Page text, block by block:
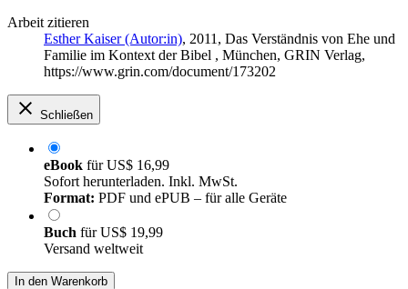
Arbeit zitieren
Esther Kaiser (Autor:in), 2011, Das Verständnis von Ehe und
Familie im Kontext der Bibel , München, GRIN Verlag,
https://www.grin.com/document/173202
Schließen
eBook fürUS$ 16,99
Sofort herunterladen. Inkl. MwSt.
Format: PDF und ePUB – für alle Geräte
Buch fürUS$ 19,99
Versand weltweit
In den Warenkorb